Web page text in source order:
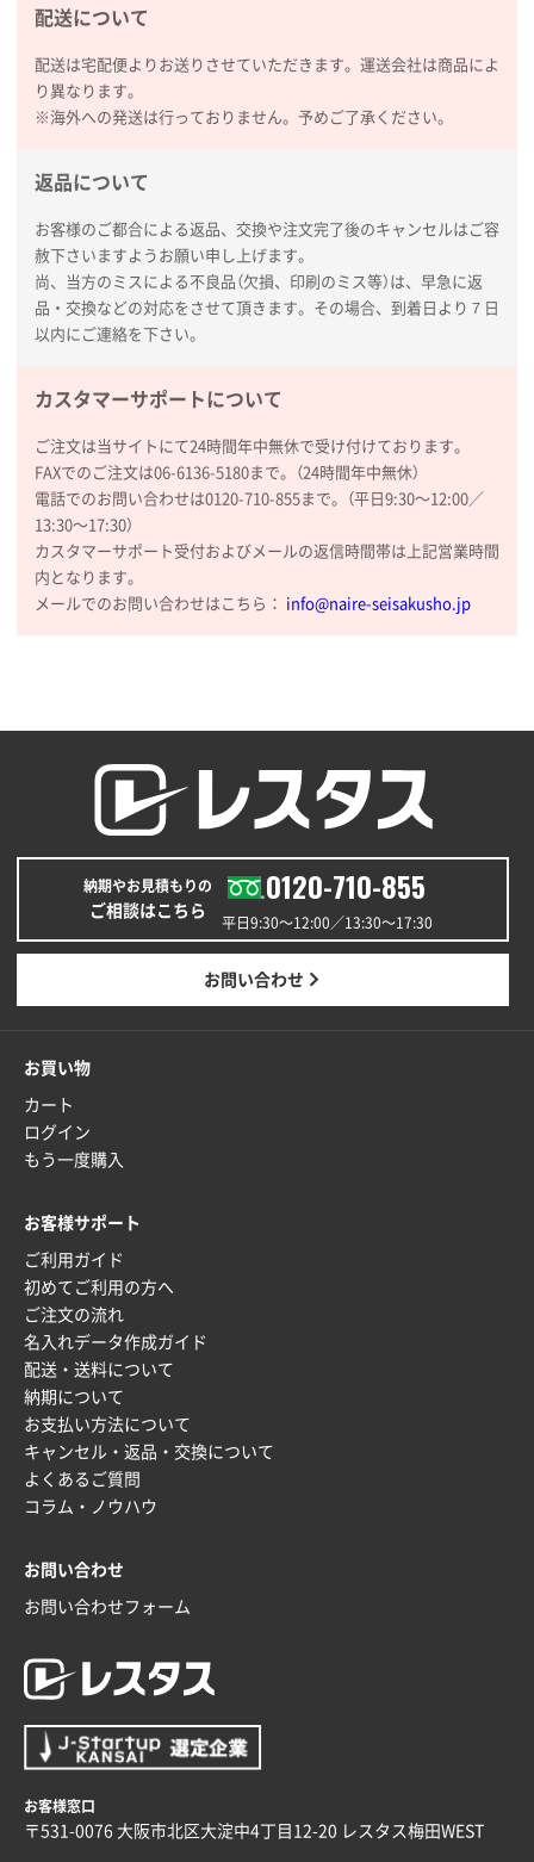
レスタスさんでは以前、自社封筒を製作していただき
ました早く、安く、丁寧につくられているので安心し
てお願いできます。
2026年02月09日 14:27
コップの形
愛知県株社様
厚手コットンA4フラットトート ナチュラル600
枚
商品がよさそうだったから
東京都N社様
コットンバッグM(B4対応)200枚
2026年01月29日 11:46
商品情報の正確な記載、スムーズなシステム対応
広島県(社様
熊本県S社様
ぺんてる ビクーニャフィール1000枚
印刷範囲が広かったから、取扱商品
新潟県R社様
ワンポイントポリ袋 A4サイズ 1000枚
かったため
③1枚
希望の商品の取り扱いがあったので
大阪府のお客様
厚手コットンマチ付トートL ナチュラル(A4対応)
200枚
2025年12月25日 13:33
いつもきちんとしてる。
福島県W社様
A4バインダー(2ツ折)
2025年12月24日 14:43
青森県K社様
安い
東京都M社様
ワンポイント箔押し紙袋 M横サイズ(A4対応)
枚
2025年12月22日 03:31
配送について
配送は宅配便よりお送りさせていただきます。運送会社は商品によ
り異なります。
※海外への発送は行っておりません。予めご了承ください。
返品について
お客様のご都合による返品、交換や注文完了後のキャンセルはご容
赦下さいますようお願い申し上げます。
尚、当方のミスによる不良品（欠損、印刷のミス等）は、早急に返
品・交換などの対応をさせて頂きます。その場合、到着日より７日
以内にご連絡を下さい。
カスタマーサポートについて
ご注文は当サイトにて24時間年中無休で受け付けております。
FAXでのご注文は06-6136-5180まで。（24時間年中無休）
電話でのお問い合わせは0120-710-855まで。（平日9:30〜12:00／
13:30〜17:30）
カスタマーサポート受付およびメールの返信時間帯は上記営業時間
内となります。
メールでのお問い合わせはこちら： info@naire-seisakusho.jp
納期やお見積もりの
ご相談はこちら
0120-710-855
平日9:30〜12:00／13:30〜17:30
お問い合わせ
お買い物
カート
ログイン
もう一度購入
お客様サポート
ご利用ガイド
初めてご利用の方へ
ご注文の流れ
名入れデータ作成ガイド
配送・送料について
納期について
お支払い方法について
キャンセル・返品・交換について
よくあるご質問
コラム・ノウハウ
お問い合わせ
お問い合わせフォーム
お客様窓口
〒531-0076 大阪市北区大淀中4丁目12-20 レスタス梅田WEST